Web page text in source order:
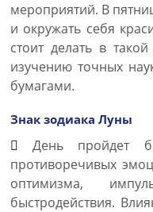
мероприятий. В
и окружать себя
стоит делать в
изучению точных
бумагами.
Знак зодиака Луны
День пройдет
противоречивых
оптимизма,
быстродействия.